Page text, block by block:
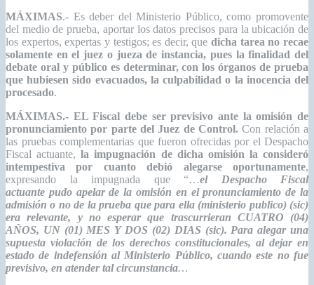
MÁXIMAS.- Es deber del Ministerio Público, como promovente
del medio de prueba, aportar los datos precisos para la ubicación de
los expertos, expertas y testigos; es decir, quedicha tarea no recae
solamente en el juez o jueza de instancia, pues la finalidad del
debate oral y público es determinar, con los órganos de prueba
que hubiesen sido evacuados, la culpabilidad o la inocencia del
procesado.
MÁXIMAS.- EL Fiscal debe ser previsivo ante la omisión de
pronunciamiento por parte del Juez de Control. Con relación a
las pruebas complementarias que fueron ofrecidas por el Despacho
Fiscal actuante,la impugnación de dicha omisión la consideró
intempestiva por cuanto debió alegarse oportunamente,
expresando la impugnada que “…el Despacho Fiscal
actuante pudo apelar de la omisión en el pronunciamiento de la
admisión o no de la prueba que para ella (ministerio publico) (sic)
era relevante, y no esperar que trascurrieran CUATRO (04)
AÑOS, UN (01) MES Y DOS (02) DIAS (sic). Para alegar una
supuesta violación de los derechos constitucionales, al dejar en
estado de indefensión al Ministerio Público, cuando este no fue
previsivo, en atender tal circunstancia…